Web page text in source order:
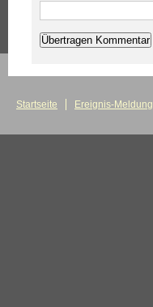
Startseite Ereignis-Meldung